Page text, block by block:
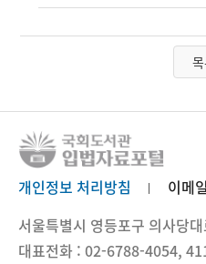
개인정보 처리방침
이메
서울특별시 영등포구 의사당
대표전화 : 02-6788-4054,